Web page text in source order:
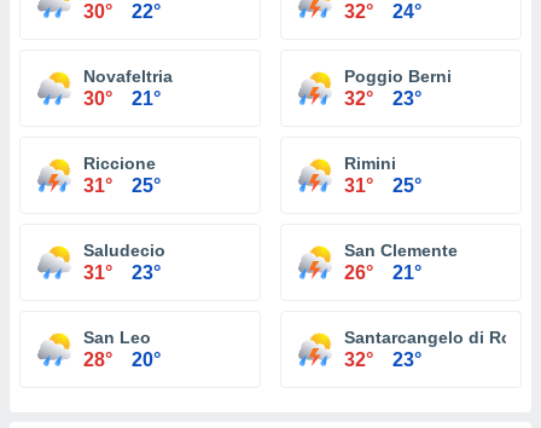
30° 22° 32° 24°
Novafeltria
30° 21°
Poggio Berni
32° 23°
Riccione
31° 25°
Rimini
31° 25°
Saludecio
31° 23°
San Clemente
26° 21°
San Leo
28° 20°
Santarcangelo di
32° 23°